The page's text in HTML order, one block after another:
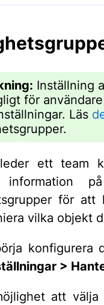
Inställning
för
Läs
ett team
information
för att
vilka objekt
konfigurera
>
att välja